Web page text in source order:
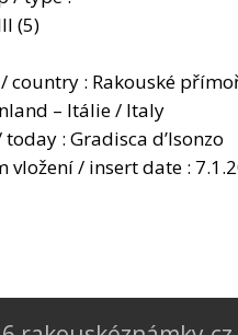
(5)
country : Rakouské
– Itálie / Italy
today : Gradisca d’Isonzo
vložení / insert date :